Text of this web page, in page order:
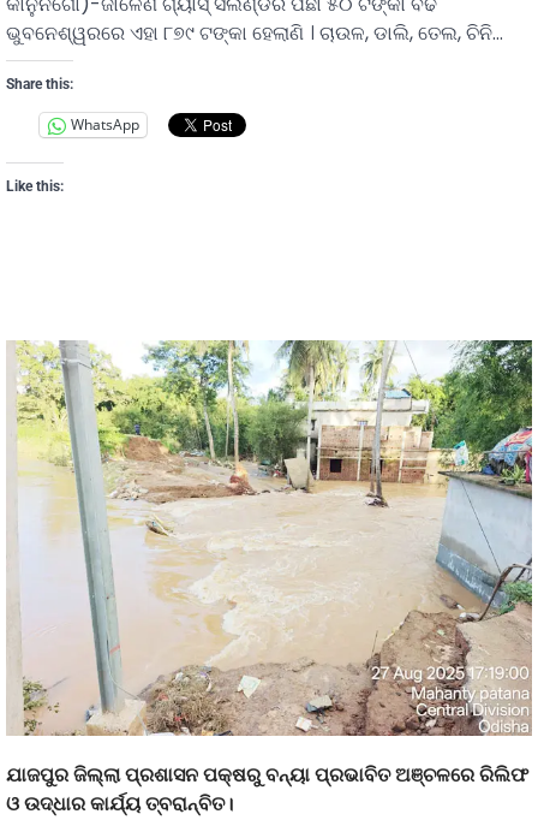
ଭୁବନେଶ୍ୱରରେ ଏହା ୮୭୯ ଟଙ୍କା ହେଲାଣି । ଚାଉଳ, ଡାଲି, ତେଲ, ଚିନି…
Share this:
WhatsApp
Like this:
ଯାଜପୁର ଜିଲ୍ଲା ପ୍ରଶାସନ ପକ୍ଷରୁ ବନ୍ୟା ପ୍ରଭାବିତ ଅଞ୍ଚଳରେ ରିଲିଫ
ଓ ଉଦ୍ଧାର କାର୍ଯ୍ୟ ତ୍ବରାନ୍ବିତ।